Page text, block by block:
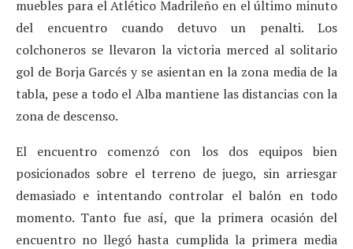
muebles para el Atlético Madrileño en el último minuto
del encuentro cuando detuvo un penalti. Los
colchoneros se llevaron la victoria merced al solitario
gol de Borja Garcés y se asientan en la zona media de la
tabla, pese a todo el Alba mantiene las distancias con la
zona de descenso.
El encuentro comenzó con los dos equipos bien
posicionados sobre el terreno de juego, sin arriesgar
demasiado e intentando controlar el balón en todo
momento. Tanto fue así, que la primera ocasión del
encuentro no llegó hasta cumplida la primera media